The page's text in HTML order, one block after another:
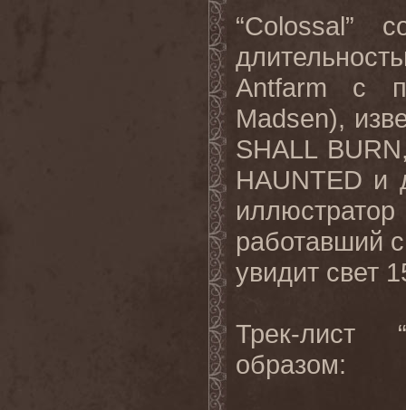
“Colossal”
Antfarm с
Madsen),
SHALL
HAUNTED и
работавший
увидит свет
Трек-лист “
образом: